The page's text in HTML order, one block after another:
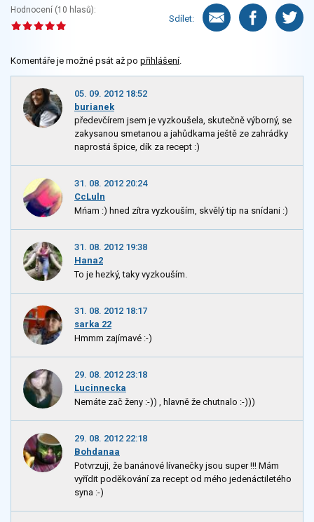
Hodnocení (10 hlasů):
Sdílet:
Komentáře je možné psát až po přihlášení.
05. 09. 2012 18:52
burianek
předevčírem jsem je vyzkoušela, skutečně výborný, se
zakysanou smetanou a jahůdkama ještě ze zahrádky
naprostá špice, dík za recept :)
31. 08. 2012 20:24
CcLuln
Mńam :) hned zítra vyzkouším, skvělý tip na snídani :)
31. 08. 2012 19:38
Hana2
To je hezký, taky vyzkouším.
31. 08. 2012 18:17
sarka 22
Hmmm zajímavé :-)
29. 08. 2012 23:18
Lucinnecka
Nemáte zač ženy :-)) , hlavně že chutnalo :-)))
29. 08. 2012 22:18
Bohdanaa
Potvrzuji, že banánové lívanečky jsou super !!! Mám
vyřídit poděkování za recept od mého jedenáctiletého
syna :-)